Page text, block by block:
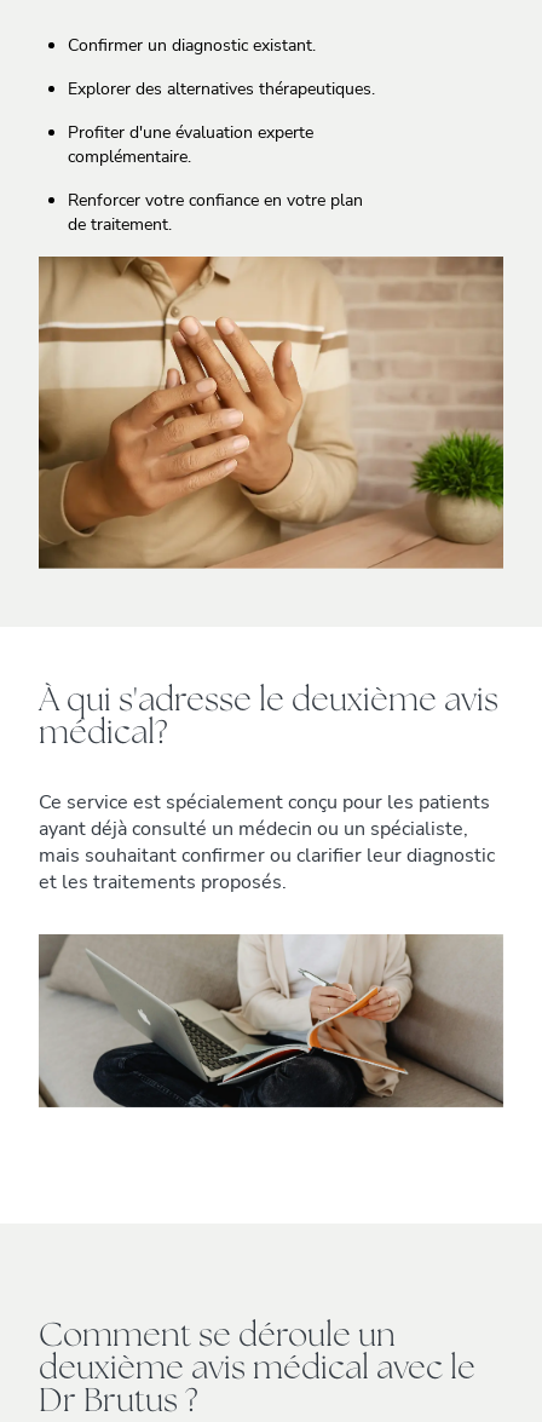
Confirmer un diagnostic existant.
Explorer des alternatives thérapeutiques.
Profiter d'une évaluation experte
complémentaire.
Renforcer votre confiance en votre plan
de traitement.
À qui s'adresse le deuxième avis
médical?
Ce service est spécialement conçu pour les patients
ayant déjà consulté un médecin ou un spécialiste,
mais souhaitant confirmer ou clarifier leur diagnostic
et les traitements proposés.
Comment se déroule un
deuxième avis médical avec le
Dr Brutus ?